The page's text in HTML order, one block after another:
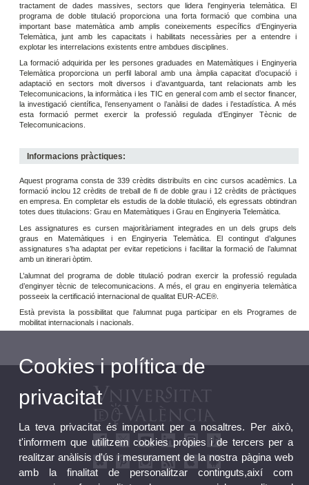
tractament de dades massives, sectors que lidera l'enginyeria telemàtica. El
programa de doble titulació proporciona una forta formació que combina una
important base matemàtica amb amplis coneixements específics d’Enginyeria
Telemàtica, junt amb les capacitats i habilitats necessàries per a entendre i
explotar les interrelacions existents entre ambdues disciplines.
La formació adquirida per les persones graduades en Matemàtiques i Enginyeria
Telemàtica proporciona un perfil laboral amb una àmplia capacitat d’ocupació i
adaptació en sectors molt diversos i d’avantguarda, tant relacionats amb les
Telecomunicacions, la informàtica i les TIC en general com amb el sector financer,
la investigació científica, l’ensenyament o l’anàlisi de dades i l’estadística. A més
esta formació permet exercir la professió regulada d’Enginyer Tècnic de
Telecomunicacions.
Informacions pràctiques:
Aquest programa consta de 339 crèdits distribuïts en cinc cursos acadèmics. La
formació inclou 12 crèdits de treball de fi de doble grau i 12 crèdits de pràctiques
en empresa. En completar els estudis de la doble titulació, els egressats obtindran
totes dues titulacions: Grau en Matemàtiques i Grau en Enginyeria Telemàtica.
Les assignatures es cursen majoritàriament integrades en un dels grups dels
graus en Matemàtiques i en Enginyeria Telemàtica. El contingut d’algunes
assignatures s’ha adaptat per evitar repeticions i facilitar la formació de l’alumnat
amb un itinerari òptim.
L’alumnat del programa de doble titulació podran exercir la professió regulada
d’enginyer tècnic de telecomunicacions. A més, el grau en enginyeria telemàtica
posseeix la certificació internacional de qualitat EUR-ACE®.
Està prevista la possibilitat que l'alumnat puga participar en els Programes de
mobilitat internacionals i nacionals.
Cookies i política de
privacitat
La teva privacitat és important per a nosaltres. Per això,
t'informem que utilitzem cookies pròpies i de tercers per a
realitzar anàlisis d'ús i mesurament de la nostra pàgina web
amb la finalitat de personalitzar continguts,així com